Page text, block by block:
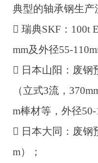
典型的轴承钢生
 瑞典SKF：100t
mm及外径55-
 日本山阳：废
（立式3流，
m棒材等，外径
 日本大同：废
m）；